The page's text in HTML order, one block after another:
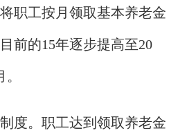
职工按月领取基本养老金
前的15年逐步提高至20
度。职工达到领取养老金